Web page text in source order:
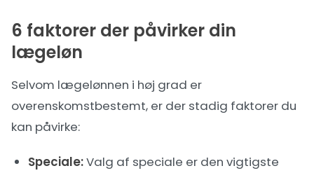
6 faktorer der påvirker din
lægeløn
Selvom lægelønnen i høj grad er
overenskomstbestemt, er der stadig faktorer du
kan påvirke:
Speciale:Valg af speciale er den vigtigste